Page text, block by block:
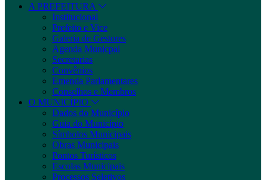
A PREFEITURA
Institucional
Prefeito e Vice
Galeria de Gestores
Agenda Municpal
Secretarias
Convênios
Emenda Parlamentares
Conselhos e Membros
O MUNICÍPIO
Dados do Município
Guia do Município
Símbolos Municipais
Obras Municipais
Pontos Turísticos
Escolas Municipais
Processos Seletivos